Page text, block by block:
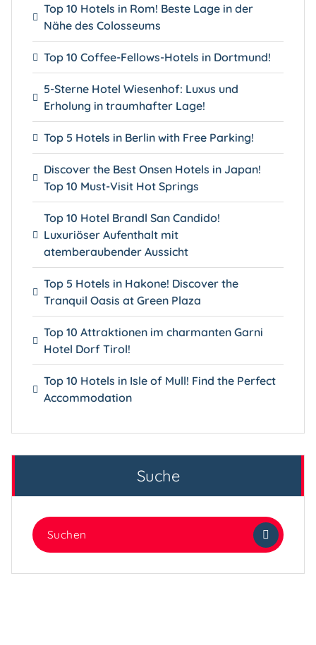
Top 10 Hotels in Rom! Beste Lage in der
Nähe des Colosseums
Top 10 Coffee-Fellows-Hotels in Dortmund!
5-Sterne Hotel Wiesenhof: Luxus und
Erholung in traumhafter Lage!
Top 5 Hotels in Berlin with Free Parking!
Discover the Best Onsen Hotels in Japan!
Top 10 Must-Visit Hot Springs
Top 10 Hotel Brandl San Candido!
Luxuriöser Aufenthalt mit
atemberaubender Aussicht
Top 5 Hotels in Hakone! Discover the
Tranquil Oasis at Green Plaza
Top 10 Attraktionen im charmanten Garni
Hotel Dorf Tirol!
Top 10 Hotels in Isle of Mull! Find the Perfect
Accommodation
Suche
Suchen
nach: